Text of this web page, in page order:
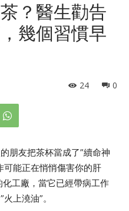
？醫生勸告
幾個習慣早
0
24
朋友把茶杯當成了”續命神
可能正在悄悄傷害你的肝
工廠，當它已經帶病工作
上澆油”。